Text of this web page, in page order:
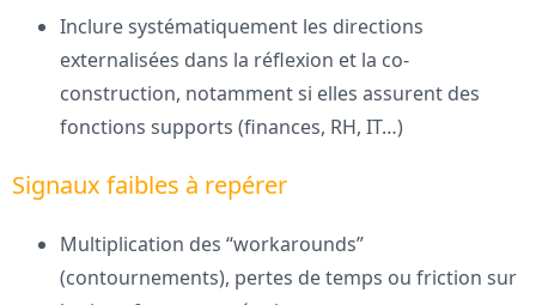
Inclure systématiquement les directions
externalisées dans la réflexion et la co-
construction, notamment si elles assurent des
fonctions supports (finances, RH, IT…)
Signaux faibles à repérer
Multiplication des “workarounds”
(contournements), pertes de temps ou friction sur